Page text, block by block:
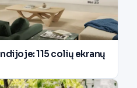
115 colių ekranų